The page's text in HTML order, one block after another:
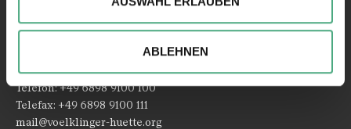
Ihrer Verwendung unserer Website an unsere Partner für
Partner führen diese Informationen möglicherweise mit
weiteren Daten zusammen, die Sie ihnen bereitgestellt
gesammelt haben.
ABLEHNEN
Rathausstraße 75 – 79
Telefon: +49 6898 9100 100
Telefax: +49 6898 9100 111
mail@voelklinger-huette.org